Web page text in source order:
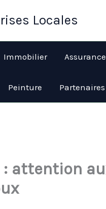
Locales
Immobilier Assurance
Peinture Partenaires
attention